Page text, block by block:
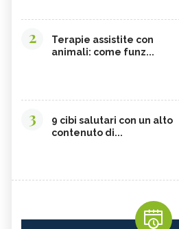
2
Terapie assistite con
animali: come funz...
3
9 cibi salutari con un alto
contenuto di...